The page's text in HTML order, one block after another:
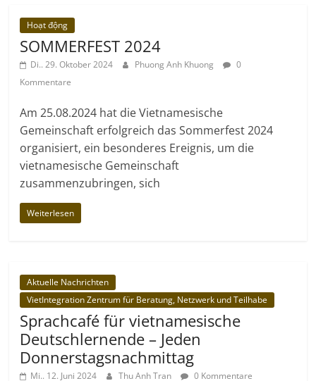
Hoạt động
SOMMERFEST 2024
Di.. 29. Oktober 2024 Phuong Anh Khuong
0
Kommentare
Am 25.08.2024 hat die Vietnamesische
Gemeinschaft erfolgreich das Sommerfest 2024
organisiert, ein besonderes Ereignis, um die
vietnamesische Gemeinschaft
zusammenzubringen, sich
Weiterlesen
Aktuelle Nachrichten
VietIntegration Zentrum für Beratung, Netzwerk und Teilhabe
Sprachcafé für vietnamesische
Deutschlernende – Jeden
Donnerstagsnachmittag
Mi.. 12. Juni 2024 Thu Anh Tran 0 Kommentare